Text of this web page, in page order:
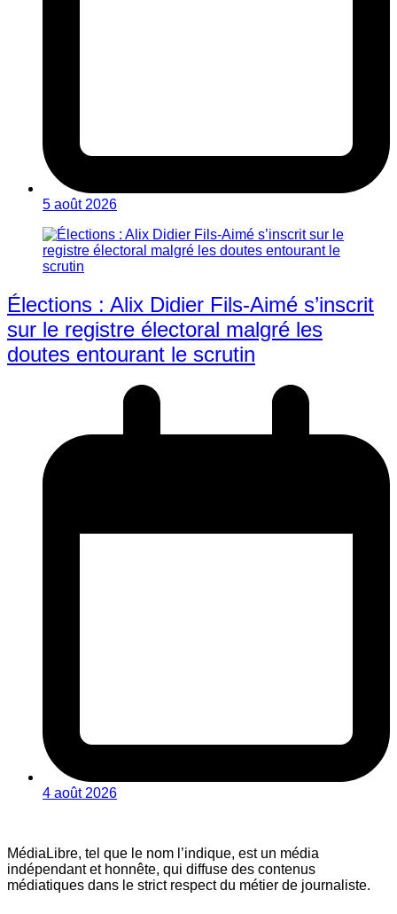
5 août 2026
Élections : Alix Didier Fils-Aimé s’inscrit
sur le registre électoral malgré les
doutes entourant le scrutin
4 août 2026
MédiaLibre, tel que le nom l’indique, est un média
indépendant et honnête, qui diffuse des contenus
médiatiques dans le strict respect du métier de journaliste.